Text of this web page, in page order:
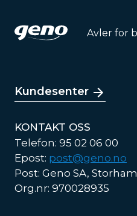
Avler for
Kundesenter
KONTAKT OSS
Telefon: 95 02 06 00
Epost: post@geno.no
Post: Geno SA,
Org.nr: 970028935